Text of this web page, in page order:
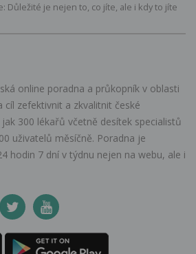
Důležité je nejen to, co jíte, ale i kdy to jíte
online poradna a průkopník v oblasti
cíl zefektivnit a zkvalitnit české
300 lékařů včetně desítek specialistů
uživatelů měsíčně. Poradna je
hodin 7 dní v týdnu nejen na webu, ale i